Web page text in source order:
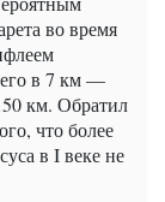
во время
в 7 км —
км. Обратил
что более
в I веке не